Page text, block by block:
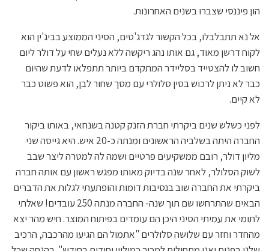
הון פיננסי שצברו בשנים האחרונות.
אל נא תתבלבלו, בכל הקשור לגדג'טים, הסיני הממוצע בביג'ין הוא
לקוח דרשן מאוד, גם אותו נהג ריקשה ללא נעלים שחי על דולר ליום
חשוב לו להצטייד בסליידר המתקדם ביותר תתפלאו לדעת שהיום
כבר לא ניתן לרכוש בסין סלולרי עם מסך שחור לבן, הוא פשוט כבר
לא קיים.
לפני כשלש שנים ביקרתי חברת הזנק קטנה בשנחאי, באותו ביקור
החברה היתה בשלביה הראשונים ומנתה כ-20 איש. היא גייסה שני
מליון דולר, רובם ממשקיעים פרטיים ושמה לה למטרה ליצר שבב
לשוק הסלולר, לאחר שנה בדיוק מאותו מפגש ראשון עם אותה חברה
ביקרתי את החברה שוב בנסיבות דומות והופתעתי לגלות את הדברים
הבאים שהתרחשו שם תוך שנה- החברה מנתה 250 עובדים! שאלתי
לתומי את עמיתי הסיני היכן הם עומדים בפיתוח המוצר. חיש מהר יצא
מהחדר וחזר עם שלושה סלולרים "אתמול הם הגיעו מהרכבה, הרכיב